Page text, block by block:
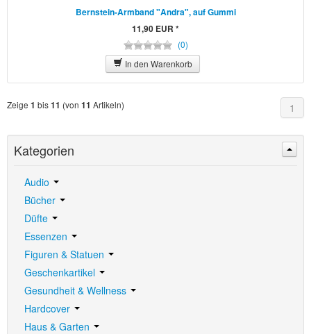
Bernstein-Armband "Andra", auf Gummi
11,90 EUR *
(0)
In den Warenkorb
Zeige 1 bis11 (von 11 Artikeln) 1
Kategorien
Audio
Bücher
Düfte
Essenzen
Figuren & Statuen
Geschenkartikel
Gesundheit & Wellness
Hardcover
Haus & Garten